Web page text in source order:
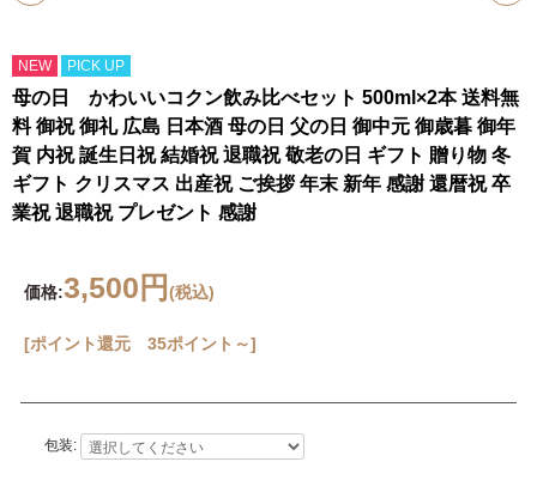
NEW PICK UP
母の日 かわいいコクン飲み比べセット 500ml×2本 送料無
料 御祝 御礼 広島 日本酒 母の日 父の日 御中元 御歳暮 御年
賀 内祝 誕生日祝 結婚祝 退職祝 敬老の日 ギフト 贈り物 冬
ギフト クリスマス 出産祝 ご挨拶 年末 新年 感謝 還暦祝 卒
業祝 退職祝 プレゼント 感謝
価格:3,500円 (税込)
[ポイント還元 35ポイント～]
包装: